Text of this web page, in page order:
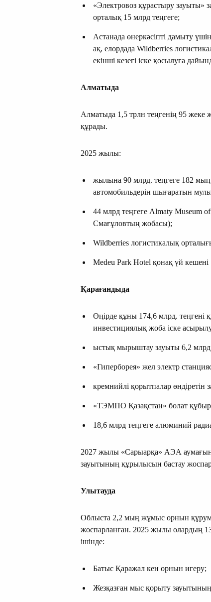
«Электровоз құрастыру зауыты»
орталық 15 млрд теңгеге;
Астанада өнеркәсіпті дамыту
ақ, елордада Wildberries
екінші кезегі іске қосылуға
Алматыда
Алматыда 1,5 трлн теңгенің 95
құрады.
2025 жылы:
жылына 90 млрд. теңгеге 182
автомобильдерін шығаратын
44 млрд теңгеге Almaty Museum
Смағұловтың жобасы);
Wildberries логистикалық
Medeu Park Hotel қонақ үй кешені
Қарағандыда
Өңірде құны 174,6 млрд.
инвестициялық жоба іске
ыстық мырыштау зауыты 6,2
«Гиперборея» жел электр
кремнийлі қорытпалар
«ТЭМПО Қазақстан» болат
18,6 млрд теңгеге алюминий
2027 жылы «Сарыарқа» АЭА
зауытының құрылысын бастау
Улытауда
Облыста 2,2 мың жұмыс орнын
жоспарланған. 2025 жылы олардың
ішінде:
Батыс Қаражал кен орнын игеру;
Жезқазған мыс қорыту